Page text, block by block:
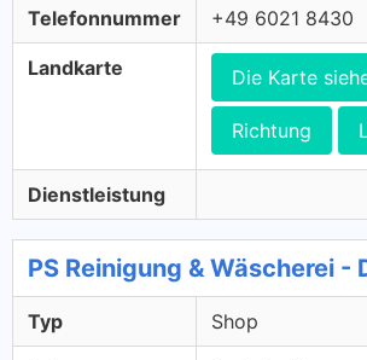
Telefonnummer +49 6021 8430
Landkarte Die Karte
Richtung
Dienstleistung
PS Reinigung & Wäscherei -
Typ Shop